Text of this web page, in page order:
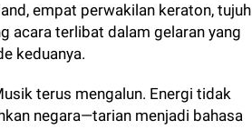
empat perwakilan keraton, tujuh
acara terlibat dalam gelaran yang
keduanya.
terus mengalun. Energi tidak
negara—tarian menjadi bahasa